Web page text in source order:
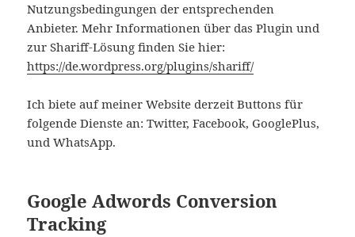
Nutzungsbedingungen der entsprechenden
Anbieter. Mehr Informationen über das Plugin und
zur Shariff-Lösung finden Sie hier:
https://de.wordpress.org/plugins/shariff/
Ich biete auf meiner Website derzeit Buttons für
folgende Dienste an: Twitter, Facebook, GooglePlus,
und WhatsApp.
Google Adwords Conversion
Tracking